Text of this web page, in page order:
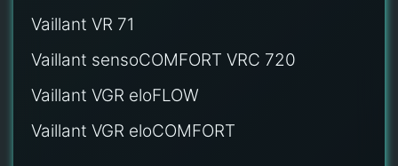
Vaillant VR 71
Vaillant sensoCOMFORT VRC 720
Vaillant VGR eloFLOW
Vaillant VGR eloCOMFORT